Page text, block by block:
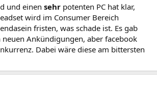
und einen sehr potenten PC hat klar,
wird im Consumer Bereich
fristen, was schade ist. Es gab
neuen Ankündigungen, aber facebook
Dabei wäre diese am bittersten